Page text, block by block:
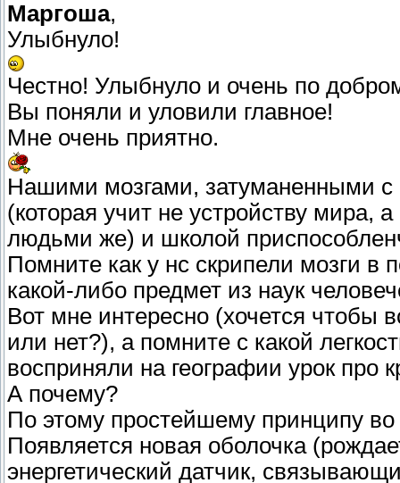
Маргоша,
Улыбнуло!
Честно! Улыбнуло и очень по
Вы поняли и уловили главное!
Мне очень приятно.
Нашими мозгами, затуманенными с
(которая учит не устройству
людьми же) и школой
Помните как у нс скрипели мозги в
какой-либо предмет из наук
Вот мне интересно (хочется чтобы
или нет?), а помните с какой
восприняли на географии урок про
А почему?
По этому простейшему принципу
Появляется новая оболочка
энергетический датчик,